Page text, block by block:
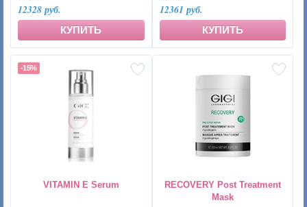
12328 руб.
КУПИТЬ
12361 руб.
КУПИТЬ
VITAMIN E Serum
-15%
RECOVERY Post Treatment
Mask